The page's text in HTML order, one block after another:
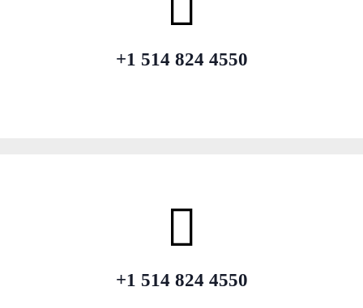
+1 514 824 4550
+1 514 824 4550